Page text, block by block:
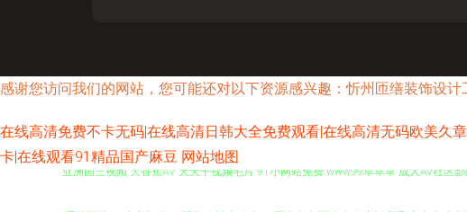
感谢您访问我们的网站，您可能还对以下资源感兴趣：忻州匝缮装饰设计
在线高清免费不卡无码|在线高清日韩大全免费观看|在线高清无码欧美久
卡|在线观看91精品国产麻豆 网站地图
亚洲国三视频 大香蕉A√ 天天干视频毛片 91小网站免费 www99草草草 成人AV社区